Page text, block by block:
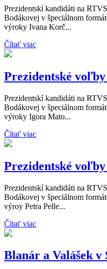
Prezidentskí kandidáti na
Bodákovej v špeciálnom
výroky Ivana Korč...
Čítať viac
Prezidentské
Prezidentskí kandidáti na
Bodákovej v špeciálnom
výroky Igora Mato...
Čítať viac
Prezidentské
Prezidentskí kandidáti na
Bodákovej v špeciálnom
výroy Petra Pelle...
Čítať viac
Blanár a Valášek v